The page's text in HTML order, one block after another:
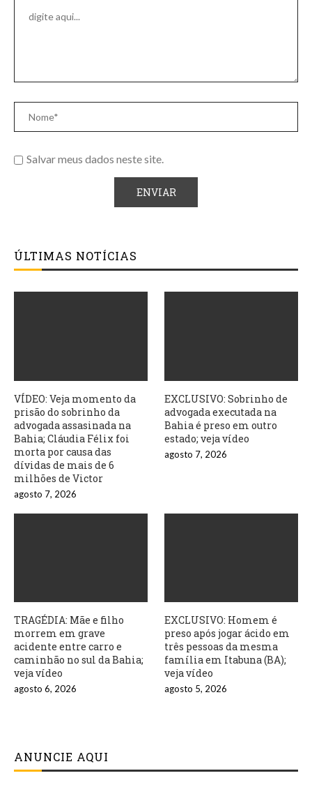
Salvar meus dados neste site.
ÚLTIMAS NOTÍCIAS
VÍDEO: Veja momento da
prisão do sobrinho da
advogada assasinada na
Bahia; Cláudia Félix foi
morta por causa das
dívidas de mais de 6
milhões de Victor
agosto 7, 2026
EXCLUSIVO: Sobrinho de
advogada executada na
Bahia é preso em outro
estado; veja vídeo
agosto 7, 2026
TRAGÉDIA: Mãe e filho
morrem em grave
acidente entre carro e
caminhão no sul da Bahia;
veja vídeo
agosto 6, 2026
EXCLUSIVO: Homem é
preso após jogar ácido em
três pessoas da mesma
família em Itabuna (BA);
veja vídeo
agosto 5, 2026
ANUNCIE AQUI